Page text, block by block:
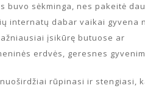
buvo sėkminga, nes pakeitė
internatų dabar vaikai gyvena
įsikūrę butuose ar
erdvės, geresnes
rūpinasi ir stengiasi,
AKADEMIJA